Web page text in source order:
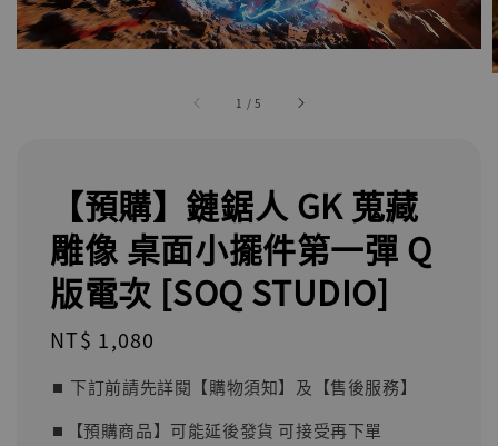
1 /5
【預購】鏈鋸人 GK 蒐藏
雕像 桌面小擺件第一彈 Q
版電次 [SOQ STUDIO]
Regular
NT$ 1,080
⏹︎ 下訂前請先詳閱【購物須知】及【售後服務】
⏹︎【預購商品】可能延後發貨 可接受再下單